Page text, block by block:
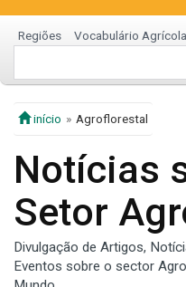
Regiões Vocabulário Agrícola
início Agroflorestal
Notícias
Setor
Divulgação de Artigos,
Eventos sobre o sector